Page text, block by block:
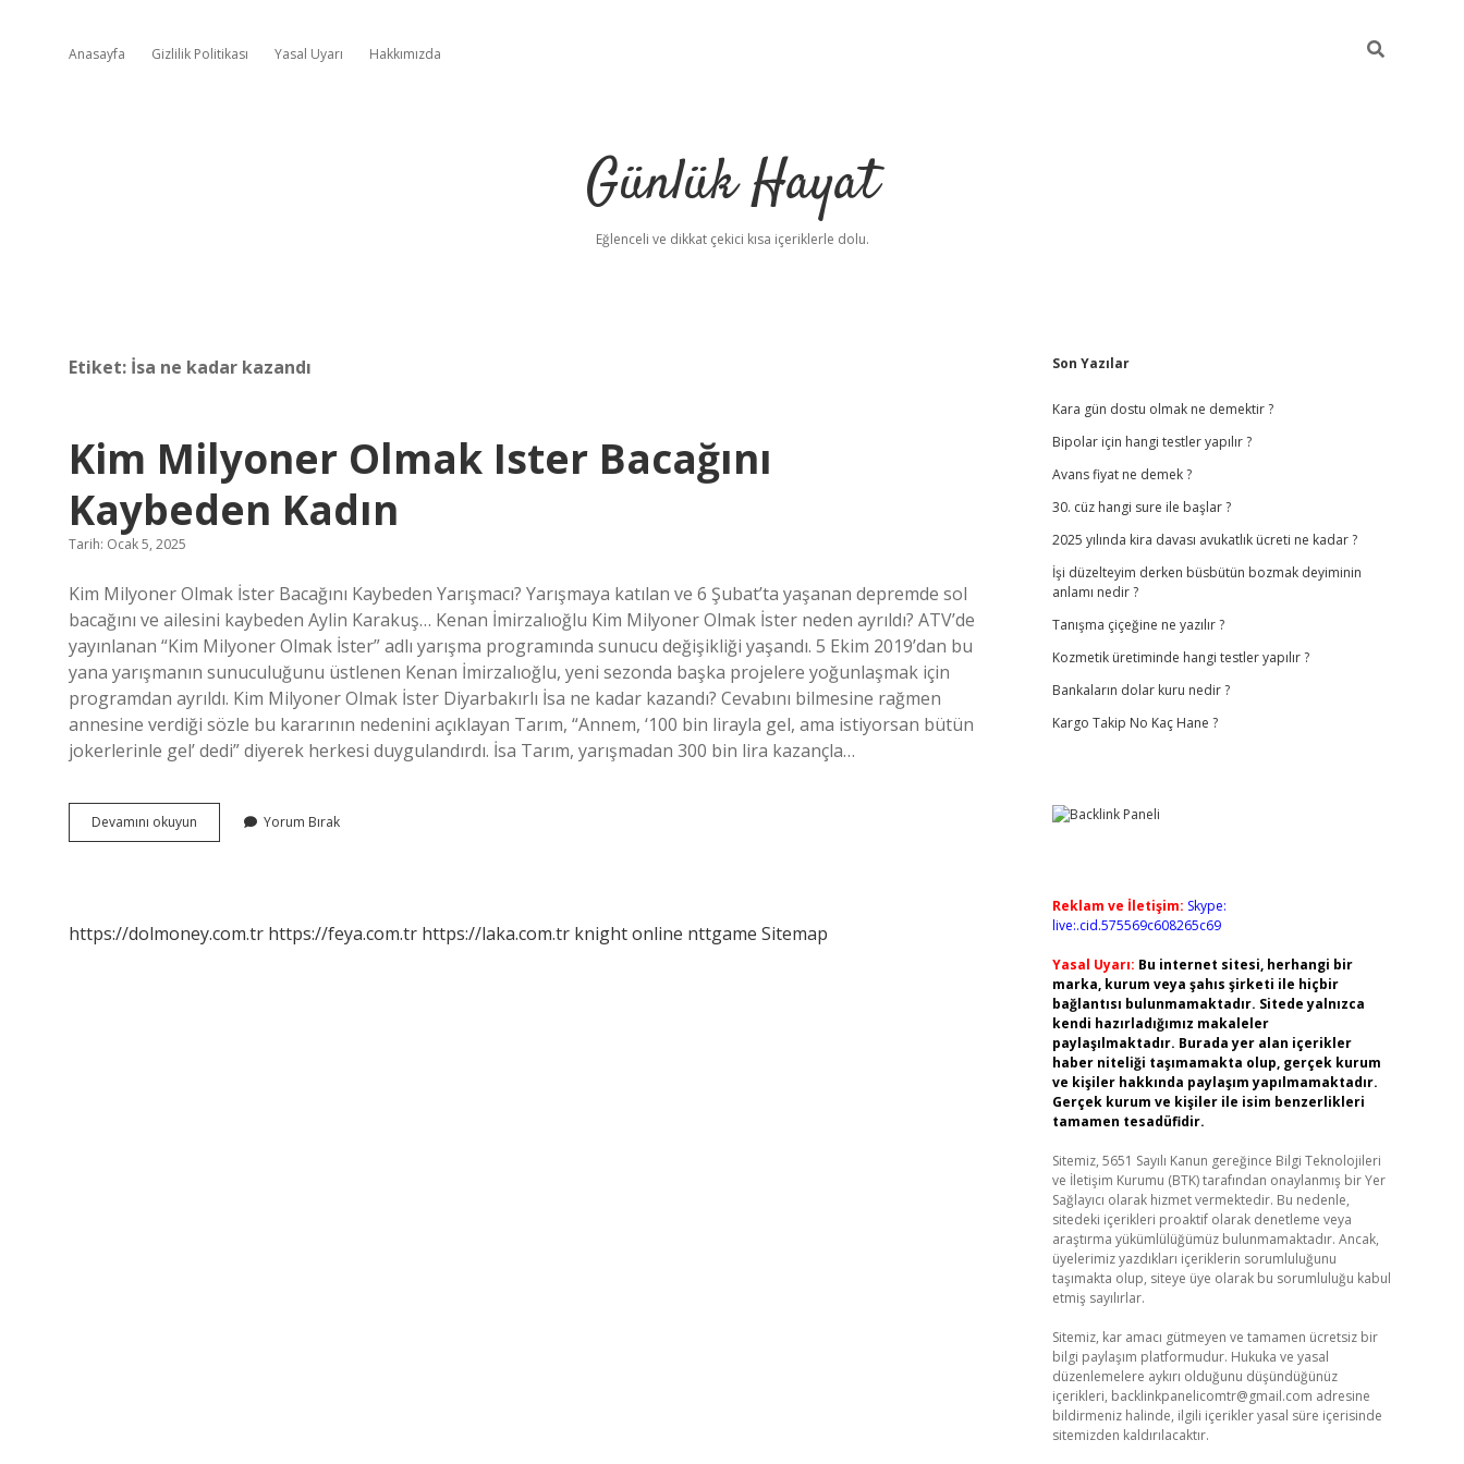
Anasayfa Gizlilik Politikası Yasal Uyarı Hakkımızda
Günlük Hayat
Eğlenceli ve dikkat çekici kısa içeriklerle dolu.
Etiket: İsa ne kadar kazandı
Kim Milyoner Olmak Ister Bacağını
Kaybeden Kadın
Tarih: Ocak 5, 2025
Kim Milyoner Olmak İster Bacağını Kaybeden Yarışmacı? Yarışmaya katılan ve 6 Şubat’ta yaşanan depremde sol
bacağını ve ailesini kaybeden Aylin Karakuş… Kenan İmirzalıoğlu Kim Milyoner Olmak İster neden ayrıldı? ATV’de
yayınlanan “Kim Milyoner Olmak İster” adlı yarışma programında sunucu değişikliği yaşandı. 5 Ekim 2019’dan bu
yana yarışmanın sunuculuğunu üstlenen Kenan İmirzalıoğlu, yeni sezonda başka projelere yoğunlaşmak için
programdan ayrıldı. Kim Milyoner Olmak İster Diyarbakırlı İsa ne kadar kazandı? Cevabını bilmesine rağmen
annesine verdiği sözle bu kararının nedenini açıklayan Tarım, “Annem, ‘100 bin lirayla gel, ama istiyorsan bütün
jokerlerinle gel’ dedi” diyerek herkesi duygulandırdı. İsa Tarım, yarışmadan 300 bin lira kazançla…
Devamını okuyun
Milyoner
Kadın
Yorum Bırak
https://dolmoney.com.tr https://feya.com.tr https://laka.com.tr knight online nttgame Sitemap
Sidebar
Son Yazılar
Kara gün dostu olmak ne demektir ?
Bipolar için hangi testler yapılır ?
Avans fiyat ne demek ?
30. cüz hangi sure ile başlar ?
2025 yılında kira davası avukatlık ücreti ne kadar ?
İşi düzelteyim derken büsbütün bozmak deyiminin
anlamı nedir ?
Tanışma çiçeğine ne yazılır ?
Kozmetik üretiminde hangi testler yapılır ?
Bankaların dolar kuru nedir ?
Kargo Takip No Kaç Hane ?
Reklam ve İletişim: Skype:
live:.cid.575569c608265c69
Yasal Uyarı: Bu internet sitesi, herhangi bir
marka, kurum veya şahıs şirketi ile hiçbir
bağlantısı bulunmamaktadır. Sitede yalnızca
kendi hazırladığımız makaleler
paylaşılmaktadır. Burada yer alan içerikler
haber niteliği taşımamakta olup, gerçek kurum
ve kişiler hakkında paylaşım yapılmamaktadır.
Gerçek kurum ve kişiler ile isim benzerlikleri
tamamen tesadüfidir.
Sitemiz, 5651 Sayılı Kanun gereğince Bilgi Teknolojileri
ve İletişim Kurumu (BTK) tarafından onaylanmış bir Yer
Sağlayıcı olarak hizmet vermektedir. Bu nedenle,
sitedeki içerikleri proaktif olarak denetleme veya
araştırma yükümlülüğümüz bulunmamaktadır. Ancak,
üyelerimiz yazdıkları içeriklerin sorumluluğunu
taşımakta olup, siteye üye olarak bu sorumluluğu kabul
etmiş sayılırlar.
Sitemiz, kar amacı gütmeyen ve tamamen ücretsiz bir
bilgi paylaşım platformudur. Hukuka ve yasal
düzenlemelere aykırı olduğunu düşündüğünüz
içerikleri, backlinkpanelicomtr@gmail.com adresine
bildirmeniz halinde, ilgili içerikler yasal süre içerisinde
sitemizden kaldırılacaktır.